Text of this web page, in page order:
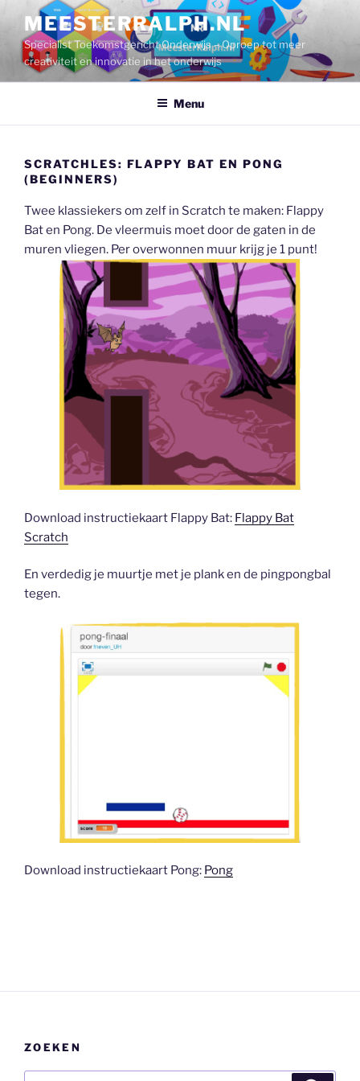
inhoud
MEESTERRALPH.NL
Specialist Toekomstgericht Onderwijs – Oproep tot meer
creativiteit en innovatie in het onderwijs
Menu
SCRATCHLES: FLAPPY BAT EN PONG
(BEGINNERS)
Twee klassiekers om zelf in Scratch te maken: Flappy
Bat en Pong. De vleermuis moet door de gaten in de
muren vliegen. Per overwonnen muur krijg je 1 punt!
Download instructiekaart Flappy Bat: Flappy Bat
Scratch
En verdedig je muurtje met je plank en de pingpongbal
tegen.
Download instructiekaart Pong: Pong
ZOEKEN